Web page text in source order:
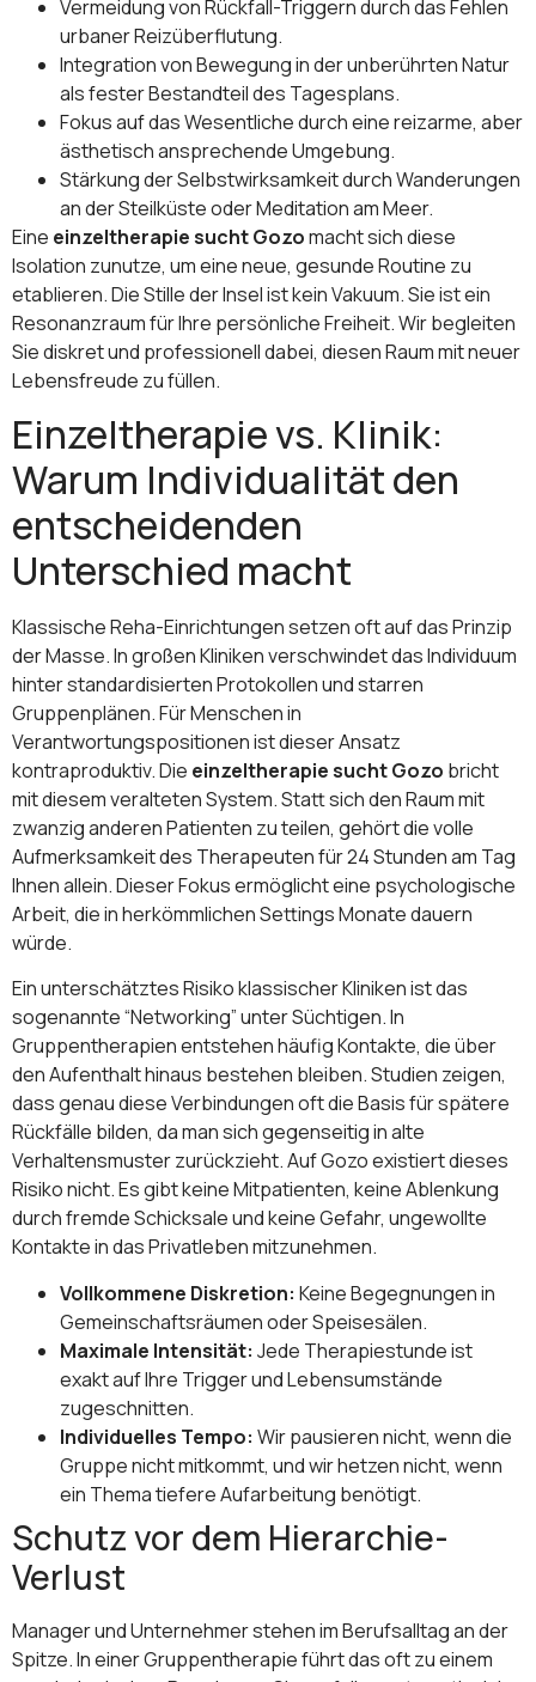
Vermeidung von Rückfall-Triggern durch das Fehlen
urbaner Reizüberflutung.
Integration von Bewegung in der unberührten Natur
als fester Bestandteil des Tagesplans.
Fokus auf das Wesentliche durch eine reizarme, aber
ästhetisch ansprechende Umgebung.
Stärkung der Selbstwirksamkeit durch Wanderungen
an der Steilküste oder Meditation am Meer.
Eine einzeltherapie sucht Gozomacht sich diese
Isolation zunutze, um eine neue, gesunde Routine zu
etablieren. Die Stille der Insel ist kein Vakuum. Sie ist ein
Resonanzraum für Ihre persönliche Freiheit. Wir begleiten
Sie diskret und professionell dabei, diesen Raum mit neuer
Lebensfreude zu füllen.
Einzeltherapie vs. Klinik:
Warum Individualität den
entscheidenden
Unterschied macht
Klassische Reha-Einrichtungen setzen oft auf das Prinzip
der Masse. In großen Kliniken verschwindet das Individuum
hinter standardisierten Protokollen und starren
Gruppenplänen. Für Menschen in
Verantwortungspositionen ist dieser Ansatz
kontraproduktiv. Die einzeltherapie sucht Gozo bricht
mit diesem veralteten System. Statt sich den Raum mit
zwanzig anderen Patienten zu teilen, gehört die volle
Aufmerksamkeit des Therapeuten für 24 Stunden am Tag
Ihnen allein. Dieser Fokus ermöglicht eine psychologische
Arbeit, die in herkömmlichen Settings Monate dauern
würde.
Ein unterschätztes Risiko klassischer Kliniken ist das
sogenannte “Networking” unter Süchtigen. In
Gruppentherapien entstehen häufig Kontakte, die über
den Aufenthalt hinaus bestehen bleiben. Studien zeigen,
dass genau diese Verbindungen oft die Basis für spätere
Rückfälle bilden, da man sich gegenseitig in alte
Verhaltensmuster zurückzieht. Auf Gozo existiert dieses
Risiko nicht. Es gibt keine Mitpatienten, keine Ablenkung
durch fremde Schicksale und keine Gefahr, ungewollte
Kontakte in das Privatleben mitzunehmen.
Vollkommene Diskretion: Keine Begegnungen in
Gemeinschaftsräumen oder Speisesälen.
Maximale Intensität: Jede Therapiestunde ist
exakt auf Ihre Trigger und Lebensumstände
zugeschnitten.
Individuelles Tempo: Wir pausieren nicht, wenn die
Gruppe nicht mitkommt, und wir hetzen nicht, wenn
ein Thema tiefere Aufarbeitung benötigt.
Schutz vor dem Hierarchie-
Verlust
Manager und Unternehmer stehen im Berufsalltag an der
Spitze. In einer Gruppentherapie führt das oft zu einem